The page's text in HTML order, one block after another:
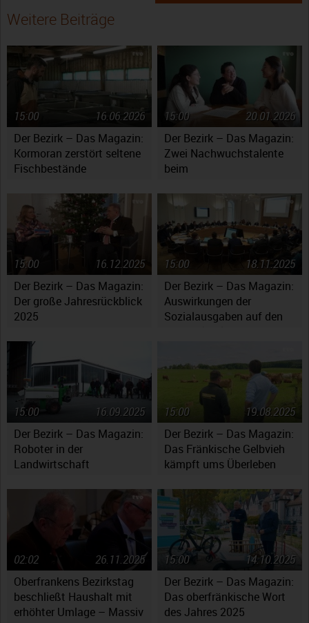
Weitere Beiträge
Der Bezirk – Das Magazin:
Kormoran zerstört seltene
Fischbestände
16.06.2026
15:00
Der Bezirk – Das Magazin:
Zwei Nachwuchstalente
beim
Oberfranken
20.01.2026
15:00
Der Bezirk – Das Magazin:
Der große Jahresrückblick
2025
16.12.2025
15:00
Der Bezirk – Das Magazin:
Auswirkungen der
Sozialausgaben auf den
18.11.2025
15:00
Der Bezirk – Das Magazin:
Roboter in der
Landwirtschaft
16.09.2025
15:00
Der Bezirk – Das Magazin:
Das Fränkische Gelbvieh
kämpft ums Überleben
19.08.2025
15:00
Oberfrankens Bezirkstag
beschließt Haushalt mit
erhöhter Umlage – Massiv
26.11.2025
02:02
Der Bezirk – Das Magazin:
Das oberfränkische Wort
des Jahres 2025
14.10.2025
15:00